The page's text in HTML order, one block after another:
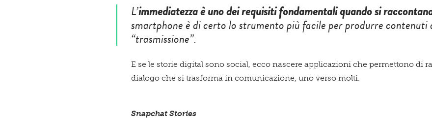
L’immediatezza è uno dei requisiti fondamentali quando si
smartphone è di certo lo strumento più facile per produrre contenuti
“trasmissione”.
E se le storie digital sono social, ecco nascere applicazioni che permettono di
dialogo che si trasforma in comunicazione, uno verso molti.
Snapchat Stories